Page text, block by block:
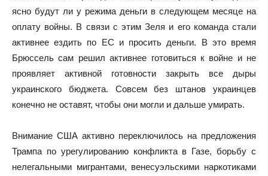
ясно будут ли у режима деньги в следующем месяце на
оплату войны. В связи с этим Зеля и его команда стали
активнее ездить по ЕС и просить деньги. В это время
Брюссель сам решил активнее готовиться к войне и не
проявляет активной готовности закрыть все дыры
украинского бюджета. Совсем без штанов украинцев
конечно не оставят, чтобы они могли и дальше умирать.
Внимание США активно переключилось на предложения
Трампа по урегулированию конфликта в Газе, борьбу с
нелегальными мигрантами, венесуэльскими наркотиками